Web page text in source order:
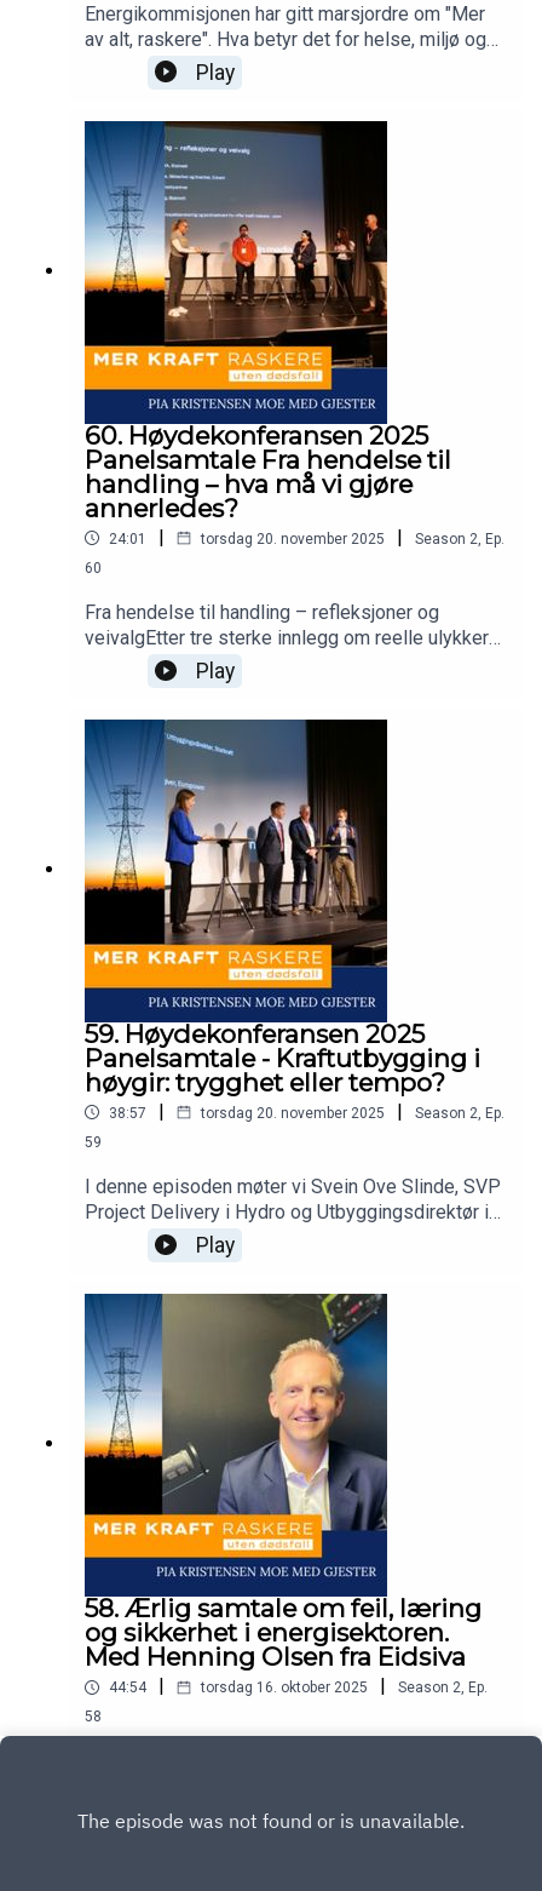
Energikommisjonen har gitt marsjordre om "Mer
av alt, raskere". Hva betyr det for helse, miljø og
sikkerhet at vi skal bygge mer kraft - raskere?
Dette spørsmålet stiller Pia Kristensen Moe i
podcasten Mer kraft raskere - uten dødsfall.
Play
60. Høydekonferansen 2025
Panelsamtale Fra hendelse til
handling – hva må vi gjøre
annerledes?
24:01 | torsdag 20. november 2025 | Season 2, Ep.
60
Fra hendelse til handling – refleksjoner og
veivalgEtter tre sterke innlegg om reelle ulykker
samler vi nå et erfarent panel til en åpen og ærlig
samtale. Hva skjer egentlig etter en ulykke?
Hvordan sikrer vi at læringen fører til varig
endring? Hva fungerer – og hva må vi våge å gjøre
annerledes?Vi diskuterer kultur, ansvar og
forebygging for å bli bedre
sammen.Moderator:Pia Kristensen Moe,
EuropowerPaneldeltakere:Gudbjørg Løvold, Leder
Helse, Miljø, Sikkerhet og Kvalitet, ElinettUzma
Sattar, Leder SHA i Utbygging, StatnettEndre
Jacobsen, Seniorrådgiver SHA, StatnettTerje
Busk, Senior HMSK-rådgiver, Nettpartner
Play
59. Høydekonferansen 2025
Panelsamtale - Kraftutbygging i
høygir: trygghet eller tempo?
38:57 | torsdag 20. november 2025 | Season 2, Ep.
59
I denne episoden møter vi Svein Ove Slinde, SVP
Project Delivery i Hydro og Utbyggingsdirektør i
Statkraft, Terje Aasland, Norges energiminister,
og Henning Olsen, konsernsjef i Eidsiva Energi.
Sammen diskuterer vi hvordan Norge kan levere
mer kraft raskere – uten å gå på kompromiss
med sikkerhet, forsyningssikkerhet og
langsiktige hensyn. Hvor går grensen mellom
nødvendig tempo og uakseptabel risiko? Lisa
Tømmervåg, Moderator, Europower.
Play
58. Ærlig samtale om feil, læring
og sikkerhet i energisektoren.
Med Henning Olsen fra Eidsiva
44:54 | torsdag 16. oktober 2025 | Season 2, Ep.
58
sikkerhet at vi skal bygge mer kraft - raskere?
Dette spørsmålet stiller Pia Kristensen Moe i
Play